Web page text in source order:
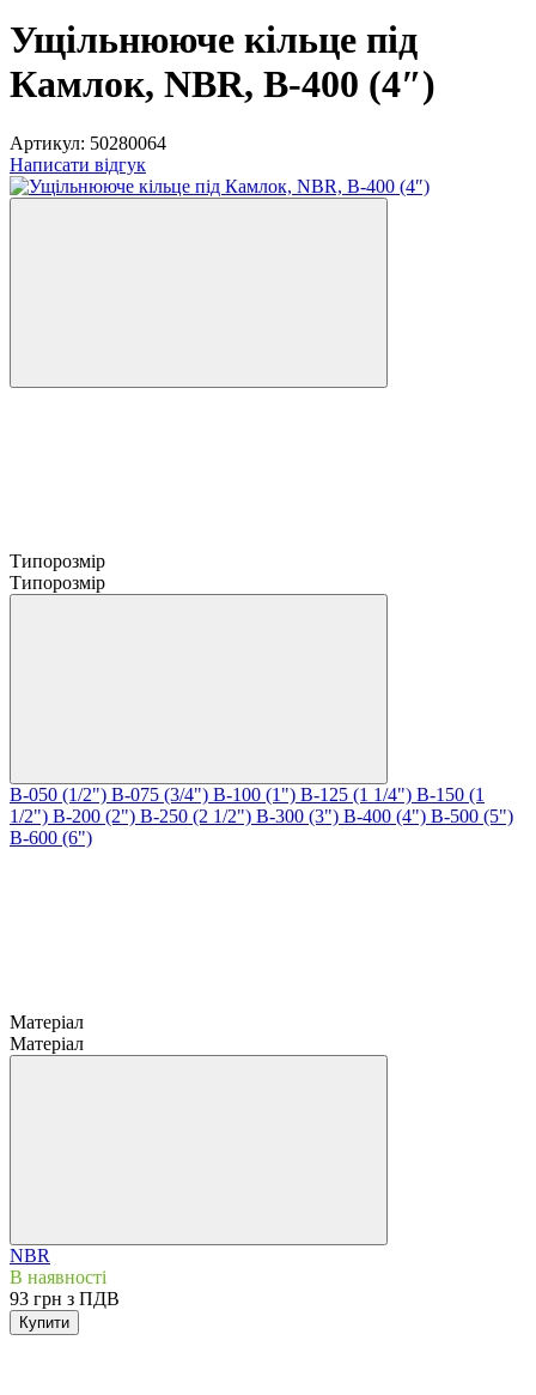
Ущільнююче кільце під
Камлок, NBR, B-400 (4″)
Артикул: 50280064
Написати відгук
Типорозмір
Типорозмір
B-050 (1/2") B-075 (3/4") B-100 (1") B-125 (1 1/4") B-150 (1
1/2") B-200 (2") B-250 (2 1/2") B-300 (3") B-400 (4") B-500 (5")
B-600 (6")
Матеріал
Матеріал
NBR
В наявності
93 грн з ПДВ
Купити